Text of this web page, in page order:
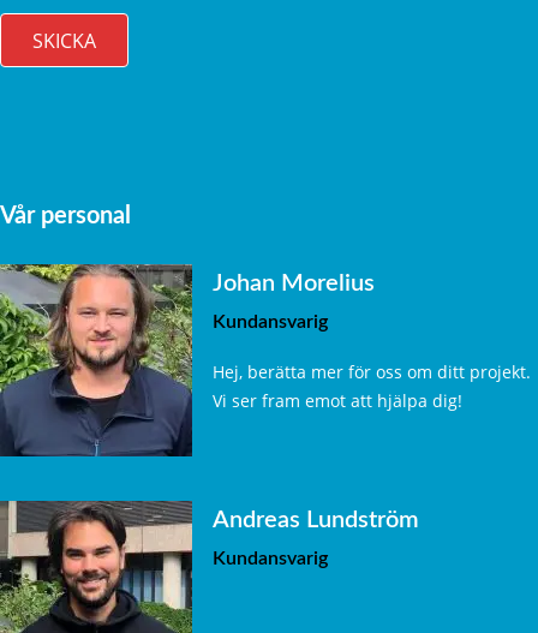
Vår personal
Johan Morelius
Kundansvarig
Hej, berätta mer för oss om ditt projekt.
Vi ser fram emot att hjälpa dig!
Andreas Lundström
Kundansvarig